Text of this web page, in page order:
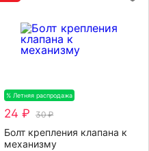
% Летняя распродажа
24 ₽ 30 ₽
Болт крепления клапана к
механизму